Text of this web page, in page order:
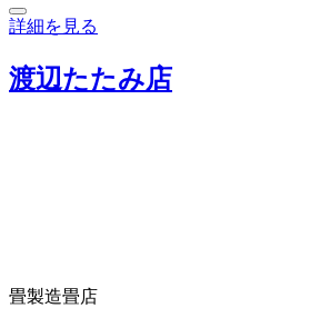
詳細を見る
渡辺たたみ店
畳製造畳店